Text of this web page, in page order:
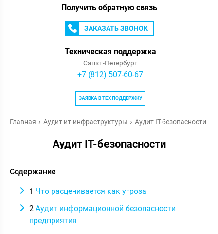
Получить обратную связь
ЗАКАЗАТЬ ЗВОНОК
Техническая поддержка
Санкт-Петербург
+7 (812) 507-60-67
ЗАЯВКА В ТЕХ ПОДДЕРЖКУ
Главная Аудит ит-инфраструктуры Аудит IT-безопасности
Аудит IT-безопасности
Содержание
1 Что расценивается как угроза
2 Аудит информационной безопасности
предприятия